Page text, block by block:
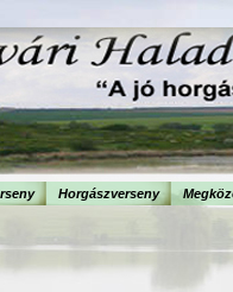
Horgászverseny